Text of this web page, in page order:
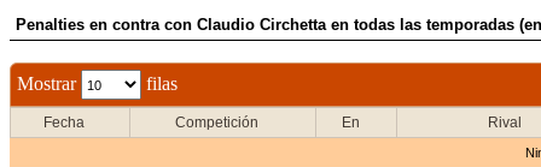
Penalties en contra con Claudio Circhetta en todas las temporadas
Mostrar filas
Fecha Competición En Rival